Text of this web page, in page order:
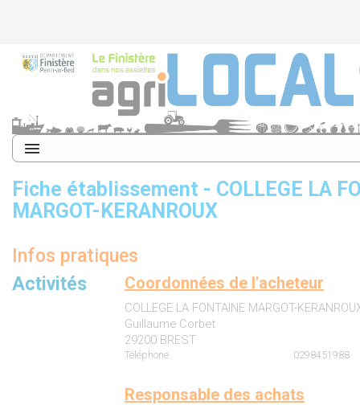
Fiche établissement - COLLEGE LA
MARGOT-KERANROUX
Infos pratiques
Activités
Coordonnées de l'acheteur
COLLEGE LA FONTAINE MARGOT-
Guillaume Corbet
29200 BREST
Téléphone 0298451988
Responsable des achats